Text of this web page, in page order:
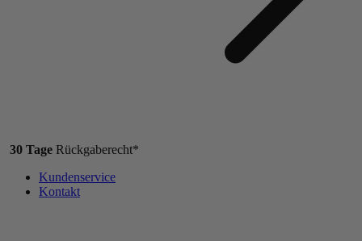
30 Tage Rückgaberecht*
Kundenservice
Kontakt